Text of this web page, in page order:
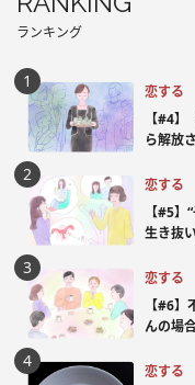
ランキング
恋する
【#4
ら解放
恋する
【#5
生き抜
恋する
【#6
んの場
恋する